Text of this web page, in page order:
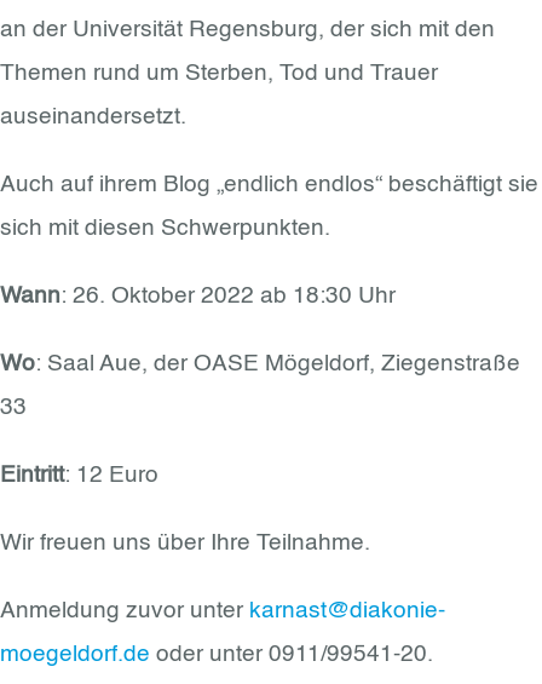
an der Universität Regensburg, der sich mit den
Themen rund um Sterben, Tod und Trauer
auseinandersetzt.
Auch auf ihrem Blog „endlich endlos“ beschäftigt sie
sich mit diesen Schwerpunkten.
Wann: 26. Oktober 2022 ab 18:30 Uhr
Wo: Saal Aue, der OASE Mögeldorf, Ziegenstraße
33
Eintritt: 12 Euro
Wir freuen uns über Ihre Teilnahme.
Anmeldung zuvor unter karnast@diakonie-
moegeldorf.de oder unter 0911/99541-20.